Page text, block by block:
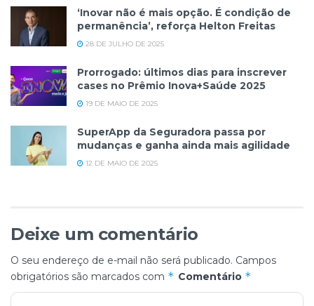
‘Inovar não é mais opção. É condição de
permanência’, reforça Helton Freitas
28 DE JULHO DE 2025
Prorrogado: últimos dias para inscrever
cases no Prêmio Inova+Saúde 2025
19 DE MAIO DE 2025
SuperApp da Seguradora passa por
mudanças e ganha ainda mais agilidade
12 DE MAIO DE 2025
Deixe um comentário
O seu endereço de e-mail não será publicado. Campos
obrigatórios são marcados com * Comentário *